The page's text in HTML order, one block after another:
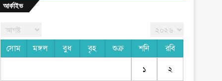
আর্কাইভ
সোম মঙ্গল বুধ বৃহ শুক্র শনি রবি
১ ২